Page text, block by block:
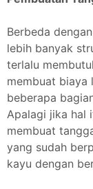
Berbeda
lebih banyak
terlalu
membuat biaya
beberapa
Apalagi jika hal
membuat
yang sudah
kayu dengan